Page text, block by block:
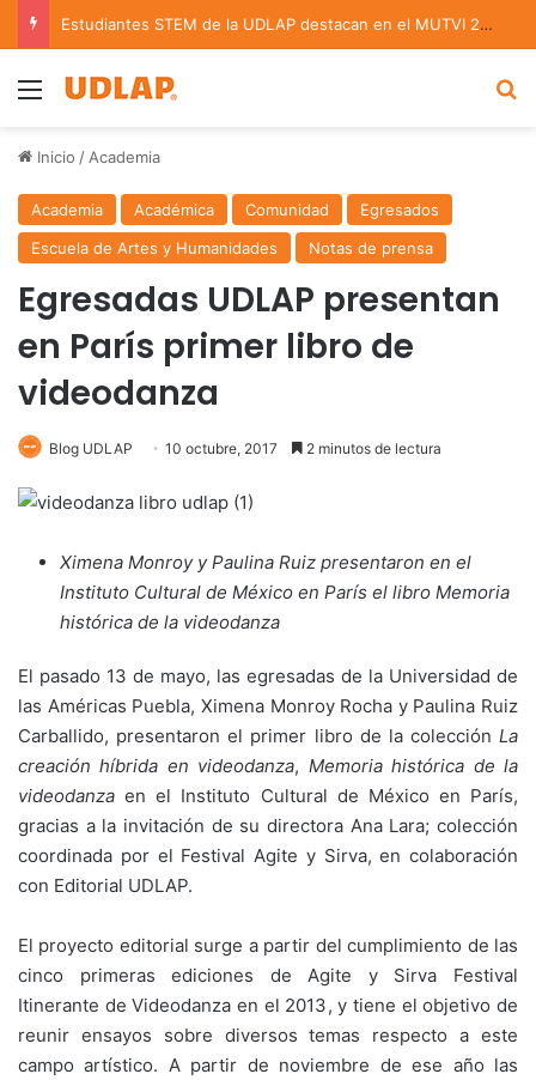
Estudiantes STEM de la UDLAP destacan en el MUTVI 2026
Menu
Inicio / Academia
Academia Académica Comunidad
Egresados
Escuela de Artes y Humanidades
Notas de prensa
Egresadas UDLAP presentan
en París primer libro de
videodanza
Blog UDLAP 10 octubre, 2017 2 minutos de lectura
Ximena Monroy y Paulina Ruiz presentaron en el
Instituto Cultural de México en París el libro Memoria
histórica de la videodanza
El pasado 13 de mayo, las egresadas de la Universidad de
las Américas Puebla, Ximena Monroy Rocha y Paulina Ruiz
Carballido, presentaron el primer libro de la colección La
creación híbrida en videodanza, Memoria histórica de la
videodanza en el Instituto Cultural de México en París,
gracias a la invitación de su directora Ana Lara; colección
coordinada por el Festival Agite y Sirva, en colaboración
con Editorial UDLAP.
El proyecto editorial surge a partir del cumplimiento de las
cinco primeras ediciones de Agite y Sirva Festival
Itinerante de Videodanza en el 2013, y tiene el objetivo de
reunir ensayos sobre diversos temas respecto a este
campo artístico. A partir de noviembre de ese año las